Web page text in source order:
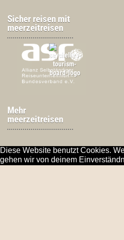
Sicher reisen mit
meerzeitreisen
Mehr
meerzeitreisen
Diese Website benutzt Cookies.
gehen wir von deinem